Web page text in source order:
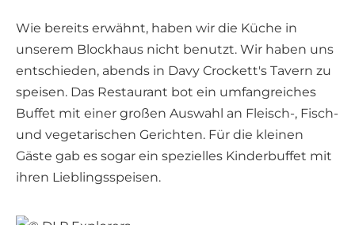
Wie bereits erwähnt, haben wir die Küche in
unserem Blockhaus nicht benutzt. Wir haben uns
entschieden, abends in Davy Crockett's Tavern zu
speisen. Das Restaurant bot ein umfangreiches
Buffet mit einer großen Auswahl an Fleisch-, Fisch-
und vegetarischen Gerichten. Für die kleinen
Gäste gab es sogar ein spezielles Kinderbuffet mit
ihren Lieblingsspeisen.